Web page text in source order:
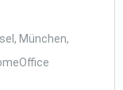
München,